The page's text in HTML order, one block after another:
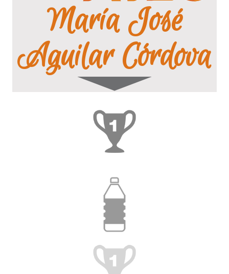
María José
Aguilar Córdova